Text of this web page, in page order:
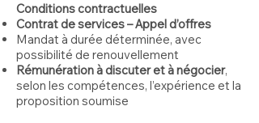
Conditions contractuelles
Contrat de services – Appel d’offres
Mandat à durée déterminée, avec
possibilité de renouvellement
Rémunération à discuter et à négocier,
selon les compétences, l’expérience et la
proposition soumise